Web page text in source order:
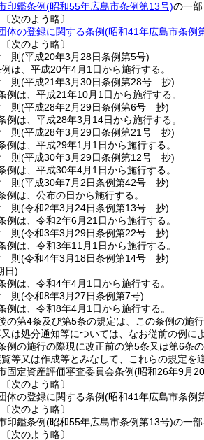
印鑑条例(昭和55年広島市条例第13号)の一部
〔次のよう略〕
体の登録に関する条例(昭和41年広島市条例
〔次のよう略〕
則(平成20年3月28日条例第5号)
は、平成20年4月1日から施行する。
則(平成21年3月30日条例第28号 抄)
例は、平成21年10月1日から施行する。
則(平成28年2月29日条例第6号 抄)
例は、平成28年3月14日から施行する。
則(平成28年3月29日条例第21号 抄)
例は、平成29年1月1日から施行する。
則(平成30年3月29日条例第12号 抄)
例は、平成30年4月1日から施行する。
則(平成30年7月2日条例第42号 抄)
例は、公布の日から施行する。
則(令和2年3月24日条例第13号 抄)
例は、令和2年6月21日から施行する。
則(令和3年3月29日条例第22号 抄)
例は、令和3年11月1日から施行する。
則(令和4年3月18日条例第14号 抄)
日)
例は、令和4年4月1日から施行する。
則(令和8年3月27日条例第7号)
例は、令和8年4月1日から施行する。
の第4条及び第5条の規定は、この条例の施
は処分通知等については、なお従前の例によ
例の施行の際現に改正前の第5条又は第6条
等又は作成等とみなして、これらの規定を
固定資産評価審査委員会条例(昭和26年9月
〔次のよう略〕
体の登録に関する条例(昭和41年広島市条例
〔次のよう略〕
印鑑条例(昭和55年広島市条例第13号)の一部
〔次のよう略〕